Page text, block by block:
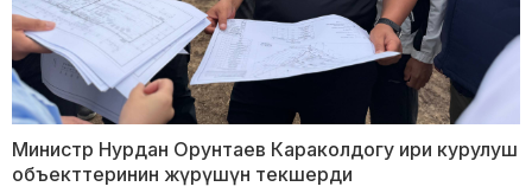
Министр Нурдан Орунтаев Караколдогу ири курулуш
объекттеринин жүрүшүн текшерди